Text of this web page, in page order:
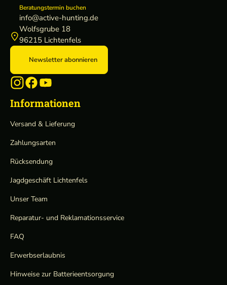
Beratungstermin buchen
info@active-hunting.de
Wolfsgrube 18
96215 Lichtenfels
Newsletter abonnieren
Informationen
Versand & Lieferung
Zahlungsarten
Rücksendung
Jagdgeschäft Lichtenfels
Unser Team
Reparatur- und Reklamationsservice
FAQ
Erwerbserlaubnis
Hinweise zur Batterieentsorgung